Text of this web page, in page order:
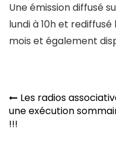
Une émission diffusé
lundi à 10h et
mois et également
Navigation
de
l’article
Les radios
une exécution
!!!